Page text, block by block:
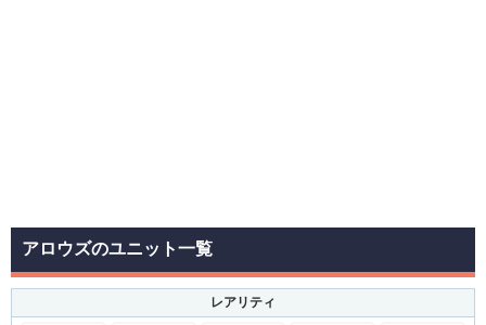
アロウズのユニット一覧
レアリティ